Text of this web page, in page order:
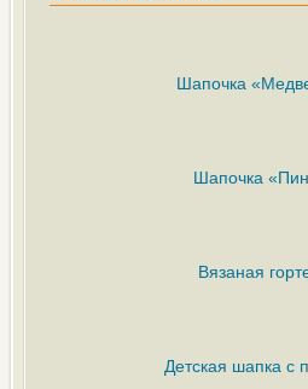
Шапочка
Шапочка
Вязаная
Детская шапка с